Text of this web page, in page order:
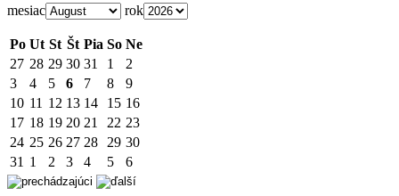
mesiac rok
Po Ut St Št Pia So Ne
27 28 29 30 31 1
2
3
4 5 6 7 8
9
10 11 12 13 14 15 16
17 18 19 20 21 22 23
24 25 26 27 28 29 30
31 1 2 3 4 5 6